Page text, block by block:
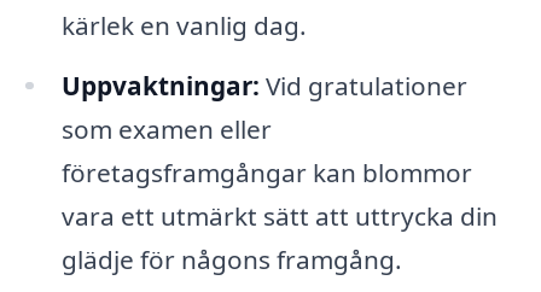
kärlek en vanlig dag.
Uppvaktningar: Vid gratulationer
som examen eller
företagsframgångar kan blommor
vara ett utmärkt sätt att uttrycka din
glädje för någons framgång.